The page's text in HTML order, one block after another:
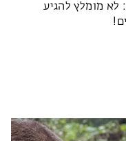
: לא מומלץ להגיע